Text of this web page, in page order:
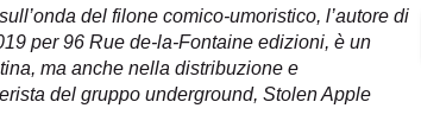
del filone comico-umoristico, l’autore di
per 96 Rue de-la-Fontaine edizioni, è un
ma anche nella distribuzione e
del gruppo underground, Stolen Apple